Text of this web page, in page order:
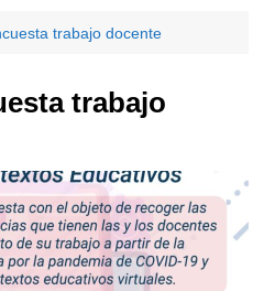
trabajo docente
trabajo